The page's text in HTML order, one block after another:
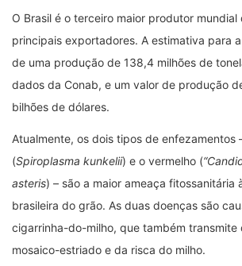
O Brasil é o terceiro maior produtor
principais exportadores. A estimativa para
de uma produção de 138,4 milhões de
dados da Conab, e um valor de produção
bilhões de dólares.
Atualmente, os dois tipos de enfezamentos
(Spiroplasma kunkelii) e o vermelho (
asteris) – são a maior ameaça fitossanitária
brasileira do grão. As duas doenças são
cigarrinha-do-milho, que também transmite
mosaico-estriado e da risca do milho.